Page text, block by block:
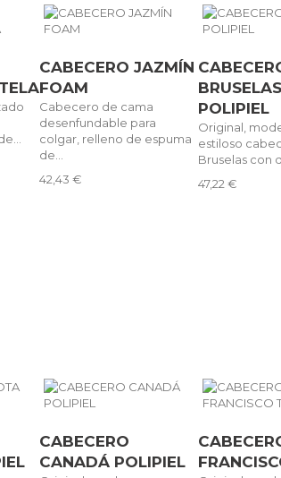
CABECERO JAZMÍN
FOAM
Cabecero de cama
desenfundable para
colgar, relleno de espuma
de...
42,43 €
BRUSELAS
POLIPIEL
Original,
estiloso
Bruselas con
47,22 €
CABECERO
CANADÁ POLIPIEL